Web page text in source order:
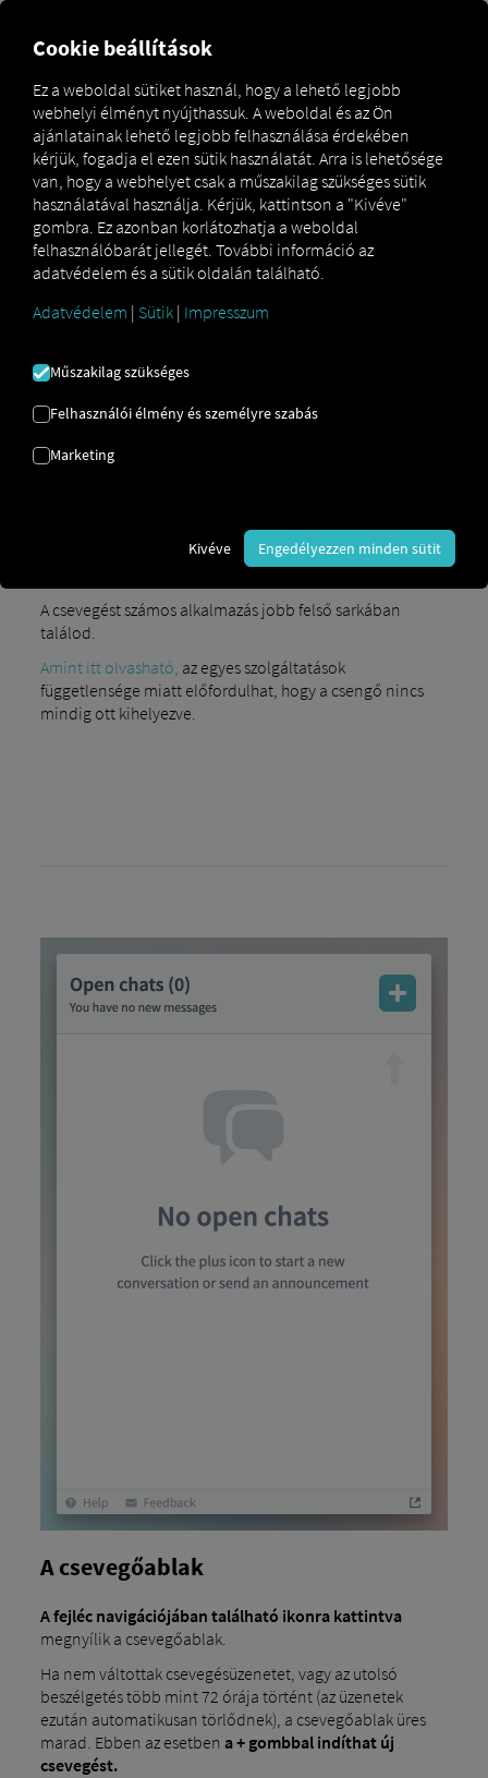
A chat a felső navigációs
sávban
Ez a szakasz ismerteti, hogyan működik a
platformfelhasználók és aPocket Driver alkalmazás
felhasználói közötti chaten keresztüli kommunikáció, és
milyen speciális funkciókat kell figyelembe venni.
Hogyan lehet megnyitni a csevegést
A csevegést számos alkalmazás jobb felső sarkában
találod.
Amint itt olvasható, az egyes szolgáltatások
függetlensége miatt előfordulhat, hogy a csengő nincs
mindig ott kihelyezve.
A csevegőablak
A fejléc navigációjában található ikonra kattintva
megnyílik a csevegőablak.
Ha nem váltottak csevegésüzenetet, vagy az utolsó
beszélgetés több mint 72 órája történt (az üzenetek
ezután automatikusan törlődnek), a csevegőablak üres
marad. Ebben az esetben a + gombbal indíthat új
csevegést.
Cookie beállítások
Ez a weboldal sütiket használ, hogy a lehető legjobb
webhelyi élményt nyújthassuk. A weboldal és az Ön
ajánlatainak lehető legjobb felhasználása érdekében
kérjük, fogadja el ezen sütik használatát. Arra is lehetősége
van, hogy a webhelyet csak a műszakilag szükséges sütik
használatával használja. Kérjük, kattintson a "Kivéve"
gombra. Ez azonban korlátozhatja a weboldal
felhasználóbarát jellegét. További információ az
adatvédelem és a sütik oldalán található.
Adatvédelem | Sütik | Impresszum
Műszakilag szükséges
Felhasználói élmény és személyre szabás
Marketing
Kivéve Engedélyezzen minden sütit